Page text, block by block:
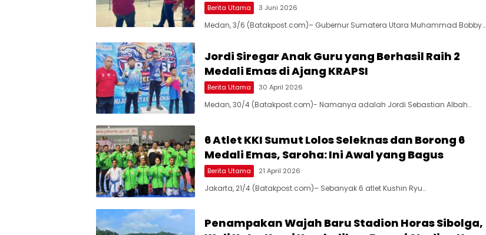
Berita Utama 3 Juni 2026
Medan, 3/6 (Batakpost.com)– Gubernur Sumatera Utara Muhammad Bobby…
Jordi Siregar Anak Guru yang Berhasil Raih 2
Medali Emas di Ajang KRAPSI
Berita Utama 30 April 2026
Medan, 30/4 (Batakpost.com)- Namanya adalah Jordi Sebastian Albah…
6 Atlet KKI Sumut Lolos Seleknas dan Borong 6
Medali Emas, Saroha: Ini Awal yang Bagus
Berita Utama 21 April 2026
Jakarta, 21/4 (Batakpost.com)– Sebanyak 6 atlet Kushin Ryu…
Penampakan Wajah Baru Stadion Horas Sibolga,